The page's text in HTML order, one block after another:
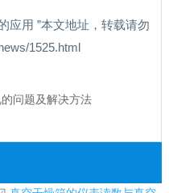
应用 ”本文地址，转载请勿
1525.html
问题及解决方法